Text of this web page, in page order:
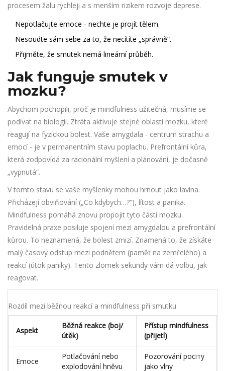
procesem žalu rychleji a s menším rizikem rozvoje deprese.
Nepotlačujte emoce - nechte je projít tělem.
Nesoudte sám sebe za to, že necítíte „správně“.
Přijměte, že smutek nemá lineární průběh.
Jak funguje smutek v
mozku?
Abychom pochopili, proč je mindfulness užitečná, musíme se
podívat na biologii. Ztráta aktivuje stejné oblasti mozku, které
reagují na fyzickou bolest. Vaše amygdala - centrum strachu a
emocí - je v permanentním stavu poplachu. Prefrontální kůra,
která zodpovídá za racionální myšlení a plánování, je dočasně
„vypnutá“.
V tomto stavu se vaše myšlenky mohou hrnout jako lavina.
Přicházejí obviňování („Co kdybych…?“), lítost a panika.
Mindfulness pomáhá znovu propojit tyto části mozku.
Pravidelná praxe posiluje spojení mezi amygdalou a prefrontální
kůrou. To neznamená, že bolest zmizí. Znamená to, že získáte
malý časový odstup mezi podnětem (paměť na zemřelého) a
reakcí (útok paniky). Tento zlomek sekundy vám dá volbu, jak
reagovat.
Rozdíl mezi běžnou reakcí a mindfulness při smutku
Aspekt
Běžná reakce (boj/
útěk)
Přístup mindfulness
(přijetí)
Emoce
Potlačování nebo
explodování hněvu
Pozorování pociту
jako vlny